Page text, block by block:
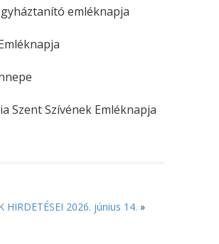
emléknapja
Szívének Emléknapja
HIRDETÉSEI 2026. június 14. »